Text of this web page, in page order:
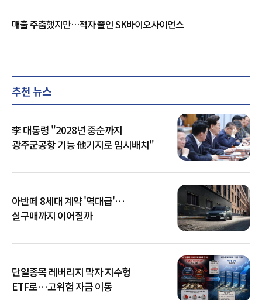
매출 주춤했지만…적자 줄인 SK바이오사이언스
추천 뉴스
李 대통령 "2028년 중순까지
광주군공항 기능 他기지로 임시배치"
아반떼 8세대 계약 '역대급'…
실구매까지 이어질까
단일종목 레버리지 막자 지수형
ETF로…고위험 자금 이동